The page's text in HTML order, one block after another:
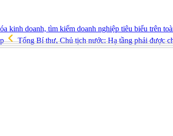
kinh doanh, tìm kiếm doanh nghiệp tiêu biểu trên
Tổng Bí thư, Chủ tịch nước: Hạ tầng phải được